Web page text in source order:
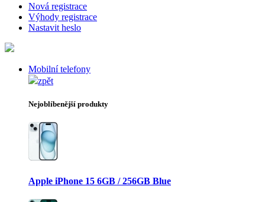
Nová registrace
Výhody registrace
Nastavit heslo
Mobilní telefony
zpět
Nejoblíbenější produkty
Apple iPhone 15 6GB / 256GB Blue